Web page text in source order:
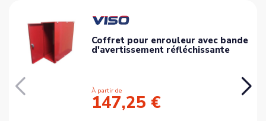
Coffret pour enrouleur avec bande
d'avertissement réfléchissante
À partir de
147,25 €